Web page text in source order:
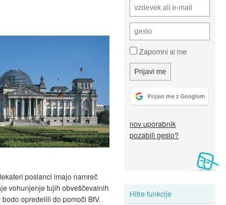
Zapomni si me
nov uporabnik
pozabili geslo?
Hitre funkcije
poslanci imajo namreč
vohunjenje tujih obveščevalnih
opredelili do pomoči BfV.